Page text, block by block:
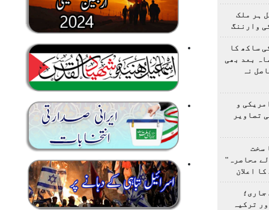
ہر ملک
وارننگ
ساکھ کا
بعد بھی
نہ
و
تصاویر
سخت
محاصرہ"
اعلان
جاری؛
ترکیہ